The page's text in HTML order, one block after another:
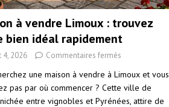
à vendre Limoux : trouvez
bien idéal rapidement
4, 2026 Commentaires fermés
une maison à vendre à Limoux et vous
pas par où commencer ? Cette ville de
nichée entre vignobles et Pyrénées, attire de